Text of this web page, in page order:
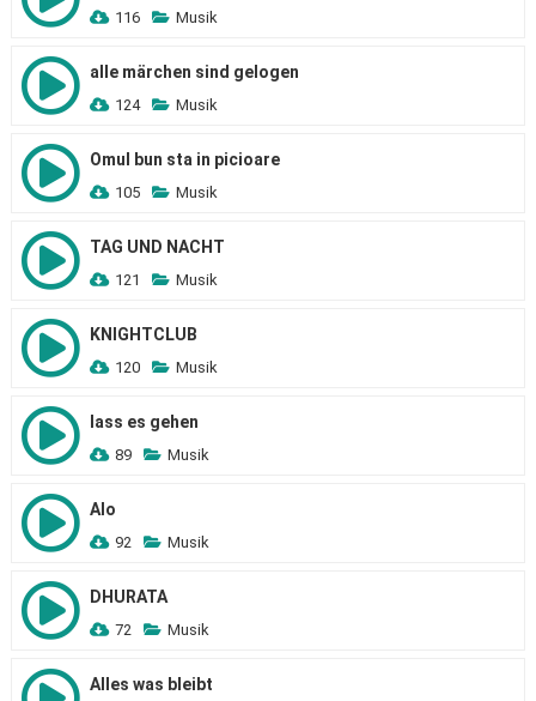
116 Musik
alle märchen sind gelogen
124 Musik
Omul bun sta in picioare
105 Musik
TAG UND NACHT
121 Musik
KNIGHTCLUB
120 Musik
lass es gehen
89 Musik
Alo
92 Musik
DHURATA
72 Musik
Alles was bleibt